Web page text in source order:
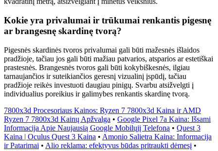
Kokie yra privalumai ir trūkumai renkantis pigesnę
ar brangesnę skardinę tvorą?
Pigesnės skardinės tvoros privalumai gali būti mažesnės išlaidos
pradžioje, tačiau jos gali būti mažiau patvarios, atsparios ar estetiškai
prastesnės. Brangesnės tvoros gali būti kokybiškesnės, ilgiau
tarnaujančios ir suteikiančios geresnį vizualinį įspūdį, tačiau
pradžioje reikės investuoti daugiau pinigų. Svarbu atsižvelgti į
individualius poreikius ir galimybes renkantis skardinę tvorą.
7800x3d Procesoriaus Kainos: Ryzen 7 7800x3d Kaina ir AMD
Ryzen 7 7800x3d Kainų Apžvalga • Google Pixel 7a Kaina: Išsami
Informacija Apie Naujausią Google Mobilųjį Telefoną • Quest 3
Kaina | Oculus Quest 3 Kaina • Amonio Salietra Kaina: Informacija
ir Patarimai • Alio reklama: efektyvus būdas pritraukti dėmesį •